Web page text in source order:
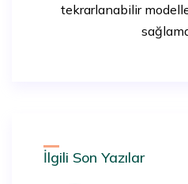
tekrarlanabilir
İlgili Son Yazılar